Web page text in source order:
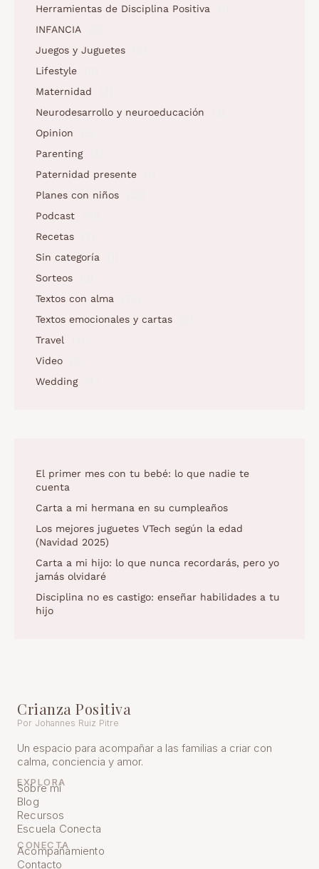
Herramientas de Disciplina Positiva
INFANCIA
Juegos y Juguetes
Lifestyle
Maternidad
Neurodesarrollo y neuroeducación
Opinion
Parenting
Paternidad presente
Planes con niños
Podcast
Recetas
Sin categoría
Sorteos
Textos con alma
Textos emocionales y cartas
Travel
Video
Wedding
El primer mes con tu bebé: lo que nadie te
cuenta
Carta a mi hermana en su cumpleaños
Los mejores juguetes VTech según la edad
(Navidad 2025)
Carta a mi hijo: lo que nunca recordarás, pero yo
jamás olvidaré
Disciplina no es castigo: enseñar habilidades a tu
hijo
Crianza Positiva
Por Johannes Ruiz Pitre
Un espacio para acompañar a las familias a criar con
calma, conciencia y amor.
EXPLORA
Sobre mí
Blog
Recursos
Escuela Conecta
CONECTA
Acompañamiento
Contacto